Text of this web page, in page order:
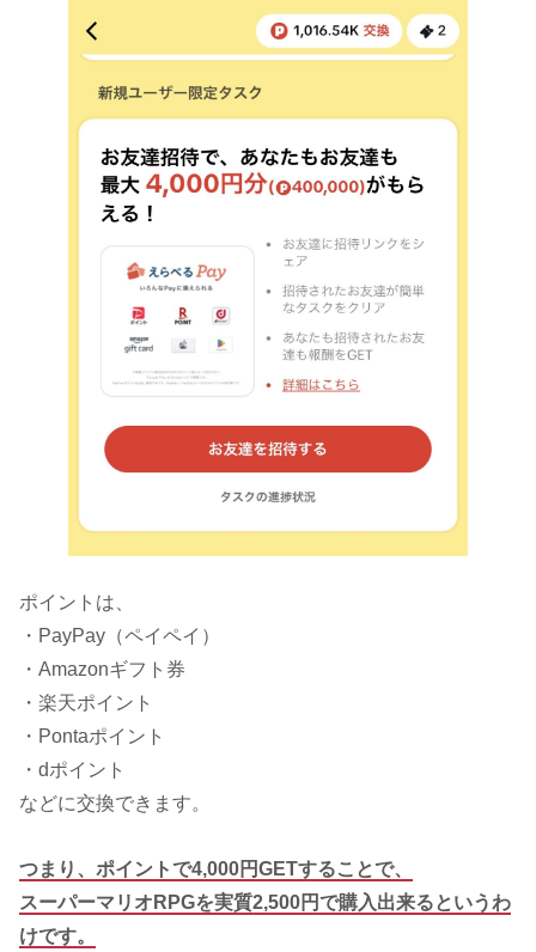
ポイントは、
・PayPay（ペイペイ）
・Amazonギフト券
・楽天ポイント
・Pontaポイント
・dポイント
などに交換できます。
つまり、ポイントで4,000円GETすることで、
スーパーマリオRPGを実質2,500円で購入出来るというわ
けです。